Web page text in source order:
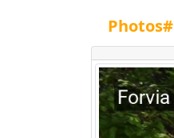
Photos#